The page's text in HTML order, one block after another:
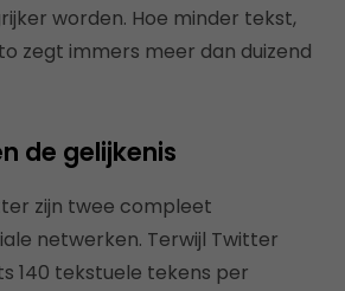
worden. Hoe minder tekst,
zegt immers meer dan duizend
de gelijkenis
zijn twee compleet
netwerken. Terwijl Twitter
140 tekstuele tekens per